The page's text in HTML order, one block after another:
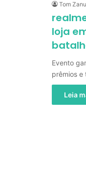
Tom
loja
Evento
prêmios e
Leia